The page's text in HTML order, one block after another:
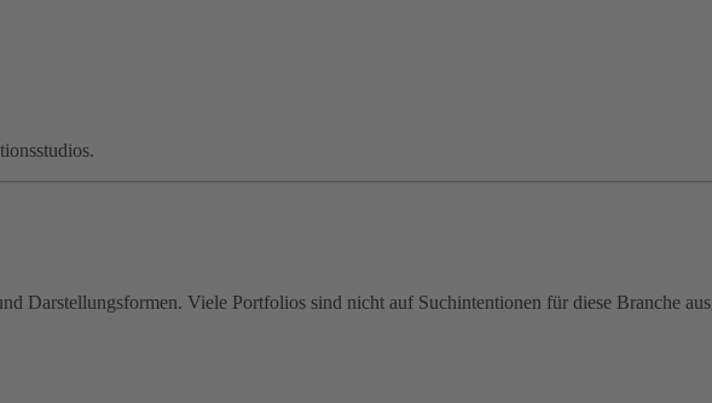
Darstellungsformen. Viele Portfolios sind nicht auf Suchintentionen für diese Branche